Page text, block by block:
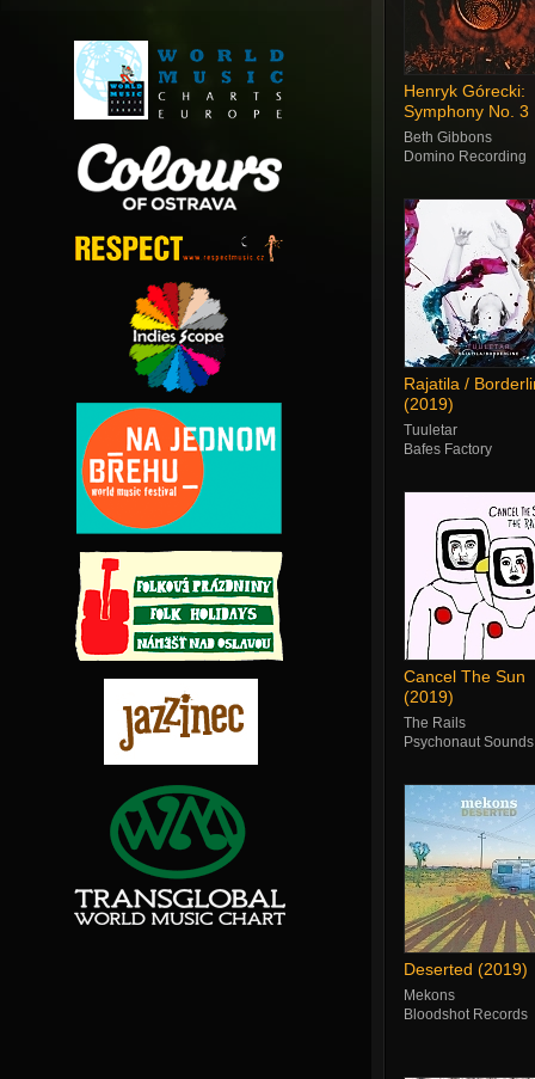
Henryk Górecki:
Symphony No. 3
(2019)
Beth Gibbons
Domino Recording
Rajatila /
(2019)
Tuuletar
Bafes Factory
Cancel The Sun
(2019)
The Rails
Psychonaut Sounds
Deserted (2019)
Mekons
Bloodshot Records ‎